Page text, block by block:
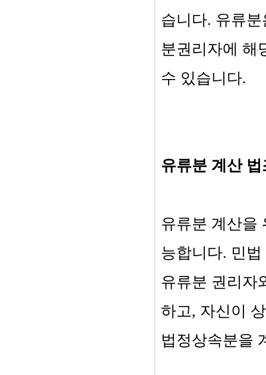
습니다. 유류
분권리자에 해
수 있습니다.
유류분 계산 법
유류분 계산을
능합니다. 민
유류분 권리자
하고, 자신이
법정상속분을